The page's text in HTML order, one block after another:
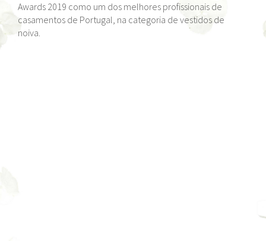
Awards 2019 como um dos melhores profissionais de
casamentos de Portugal, na categoria de vestidos de
noiva.